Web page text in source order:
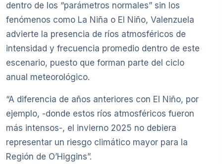
dentro de los “parámetros normales” sin los
fenómenos como La Niña o El Niño, Valenzuela
advierte la presencia de ríos atmosféricos de
intensidad y frecuencia promedio dentro de este
escenario, puesto que forman parte del ciclo
anual meteorológico.
“A diferencia de años anteriores con El Niño, por
ejemplo, -donde estos ríos atmosféricos fueron
más intensos-, el invierno 2025 no debiera
representar un riesgo climático mayor para la
Región de O’Higgins”.